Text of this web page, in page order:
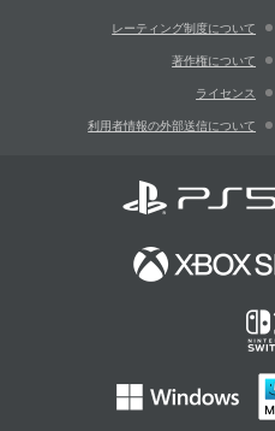
レーティング制度について
著作権について
ライセンス
利用者情報の外部送信について